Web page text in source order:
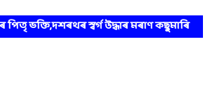
পিতৃ ভক্তি,দশৰথৰ স্বৰ্গ উদ্ধাৰ মৰাণ কছুমাৰি